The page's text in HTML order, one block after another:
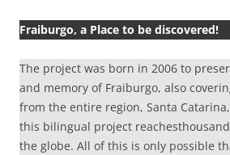
Fraiburgo, a Place to be discovered!
The project was born in 2006 to
and memory of Fraiburgo, also
from the entire region, Santa
this bilingual project
the globe. All of this is only possible